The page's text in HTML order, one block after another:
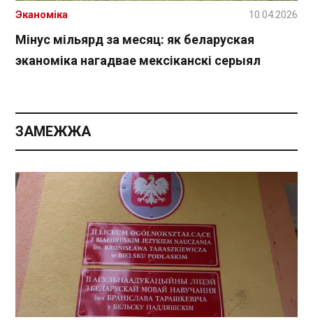
Мінус мільярд за месяц: як беларуская
эканоміка нагадвае мексіканскі серыял
Эканоміка 10.04.2026
ЗАМЕЖЖА